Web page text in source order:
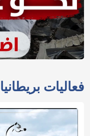
فعاليات بريطانيا